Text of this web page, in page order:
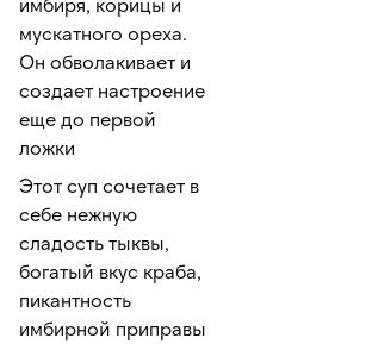
мускатного ореха.
Он обволакивает и
создает настроение
еще до первой
ложки
Этот суп сочетает в
себе нежную
сладость тыквы,
богатый вкус краба,
пикантность
имбирной приправы